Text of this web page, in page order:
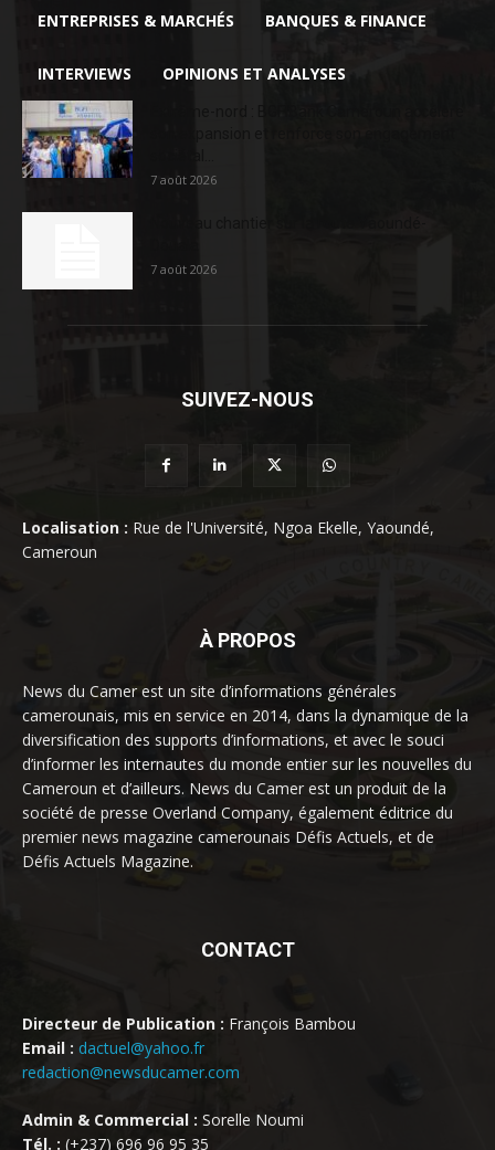
ENTREPRISES & MARCHÉS BANQUES & FINANCE
INTERVIEWS OPINIONS ET ANALYSES
7 août 2026
7 août 2026
SUIVEZ-NOUS
Localisation : Rue de l'Université, Ngoa Ekelle, Yaoundé,
Cameroun
À PROPOS
News du Camer est un site d’informations générales
camerounais, mis en service en 2014, dans la dynamique de la
diversification des supports d’informations, et avec le souci
d’informer les internautes du monde entier sur les nouvelles du
Cameroun et d’ailleurs. News du Camer est un produit de la
société de presse Overland Company, également éditrice du
premier news magazine camerounais Défis Actuels, et de
Défis Actuels Magazine.
CONTACT
Directeur de Publication : François Bambou
Email : dactuel@yahoo.fr
redaction@newsducamer.com
Admin & Commercial : Sorelle Noumi
Tél. : (+237) 696 96 95 35